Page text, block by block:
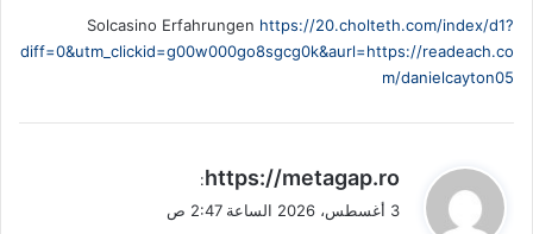
Solcasino Erfahrungen https://20.cholteth.com/index/d1?
diff=0&utm_clickid=g00w000go8sgcg0k&aurl=https://readeach.co
m/danielcayton05
ي
https://metagap.ro
:
3 أغسطس، 2026 الساعة 2:47 ص